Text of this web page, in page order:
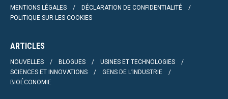
MENTIONS LÉGALES
DÉCLARATION DE CONFIDENTIALITÉ
POLITIQUE SUR LES COOKIES
ARTICLES
NOUVELLES BLOGUES
USINES ET TECHNOLOGIES
SCIENCES ET INNOVATIONS
GENS DE L’INDUSTRIE
BIOÉCONOMIE